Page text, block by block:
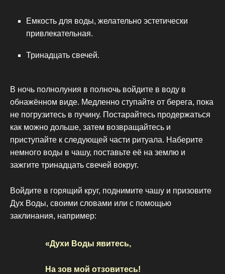
Емкость для воды, желательно эстетически
привлекательная.
Тринадцать свечей.
В ночь полнолуния в полночь войдите в воду в
обнажённом виде. Медленно ступайте от берега, пока
не погрузитесь в пучину. Постарайтесь продержаться
как можно дольше, затем возвращайтесь и
приступайте к следующей части ритуала. Наберите
немного воды в чашу, поставьте её на землю и
зажгите тринадцать свечей вокруг.
Войдите в горящий круг, поднимите чашу и призовите
Дух Воды, своими словами или с помощью
заклинания, например:
«Духи Воды явитесь,
На зов мой отзовитесь!